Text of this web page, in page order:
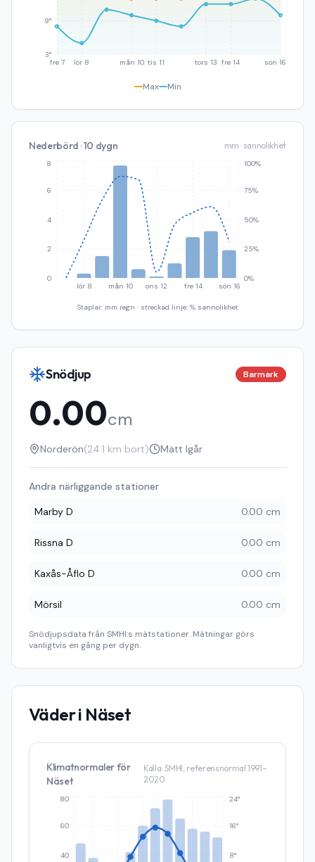
fre 7 lör 8 mån 10 tis 11 tors 13 fre 14 sön 16
3°
9°
Max Min
Nederbörd · 10 dygn mm · sannolikhet
lör 8 mån 10 ons 12 fre 14 sön 16
0
2
4
6
8
0%
25%
50%
75%
100%
Staplar: mm regn · streckad linje: % sannolikhet
Snödjup Barmark
0.00cm
Norderön(24.1 km bort) Mätt Igår
Andra närliggande stationer
Marby D
0.00 cm
Rissna D 0.00 cm
Kaxås-Åflo D 0.00 cm
Mörsil 0.00 cm
Snödjupsdata från SMHI:s mätstationer. Mätningar görs
vanligtvis en gång per dygn.
Väder i Näset
Klimatnormaler för
Näset
Källa: SMHI, referensnormal 1991–
2020
40
60
80
8°
16°
24°